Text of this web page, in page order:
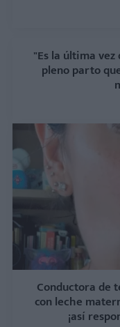
"Es la última
pleno parto
Conductora de
con leche
¡así